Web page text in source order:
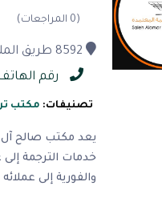
(0 المراجعات)
8592 طريق الملك فهد ، برج توليب ، العليا ، الرياض 12333 -3802 ، المملكة العربية السعودية
رقم الهاتف
تصنيفات: مكتب
يعد مكتب صالح آل
خدمات الترجمة
والفورية إلى